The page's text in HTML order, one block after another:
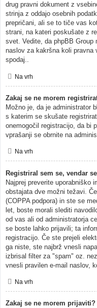
drug pravni dokument z
strinja z oddajo osebnih
prepričani, ali se to tiče vas
strani, na kateri poskušate z
svet. Vedite, da phpBB Group
naslov za kakršna koli pravna
spodaj..
Na vrh
Zakaj se ne morem
Možno je, da je administrator
s katerim se skušate
onemogočil registracijo, da bi
vprašanji se obrnite na
Na vrh
Registriral sem se, vendar
Najprej preverite uporabniško
obstajata dve možni težavi.
(COPPA podpora) in ste se
let, boste morali slediti
od vas ali od administratorja
se boste lahko prijavili; ta
registracijo. Če ste prejeli
ga niste, ste najbrž vnesli
izbrisal filter za "spam" oz.
vnesli pravilen e-mail naslov,
Na vrh
Zakaj se ne morem prijaviti?